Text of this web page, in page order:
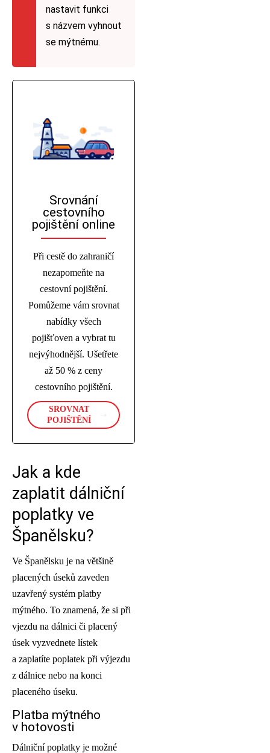
nastavit funkci
s názvem vyhnout
se mýtnému.
Srovnání
cestovního
pojištění online
Při cestě do zahraničí
nezapomeňte na
cestovní pojištění.
Pomůžeme vám srovnat
nabídky všech
pojišťoven a vybrat tu
nejvýhodnější. Ušetřete
až 50 % z ceny
cestovního pojištění.
SROVNAT
POJIŠTĚNÍ
Jak a kde
zaplatit dálniční
poplatky ve
Španělsku?
Ve Španělsku je na většině
placených úseků zaveden
uzavřený systém platby
mýtného. To znamená, že si při
vjezdu na dálnici či placený
úsek vyzvednete lístek
a zaplatíte poplatek při výjezdu
z dálnice nebo na konci
placeného úseku.
Platba mýtného
v hotovosti
Dálniční poplatky je možné